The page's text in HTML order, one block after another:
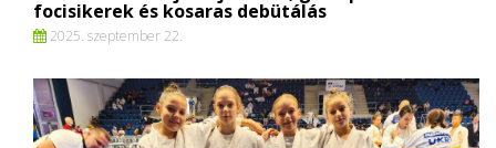
focisikerek és kosaras debütálás
2025. szeptember 22.